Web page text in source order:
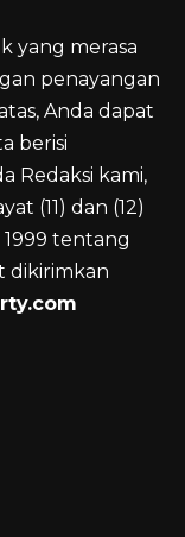
yang merasa
penayangan
Anda dapat
berisi
Redaksi kami,
(11) dan (12)
tentang
dikirimkan